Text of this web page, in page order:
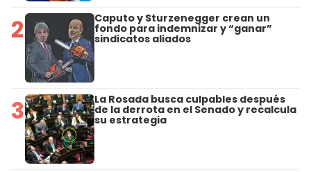
2 Caputo y Sturzenegger crean un
fondo para indemnizar y “ganar”
sindicatos aliados
3 La Rosada busca culpables después
de la derrota en el Senado y recalcula
su estrategia